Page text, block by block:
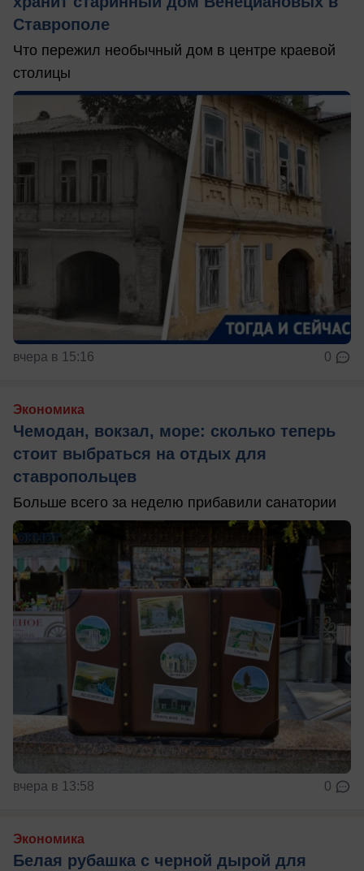
Ставрополе
Что пережил необычный дом в центре краевой
столицы
вчера в 15:16 0
Экономика
Чемодан, вокзал, море: сколько теперь
стоит выбраться на отдых для
ставропольцев
Больше всего за неделю прибавили санатории
вчера в 13:58 0
Экономика
Белая рубашка с черной дырой для